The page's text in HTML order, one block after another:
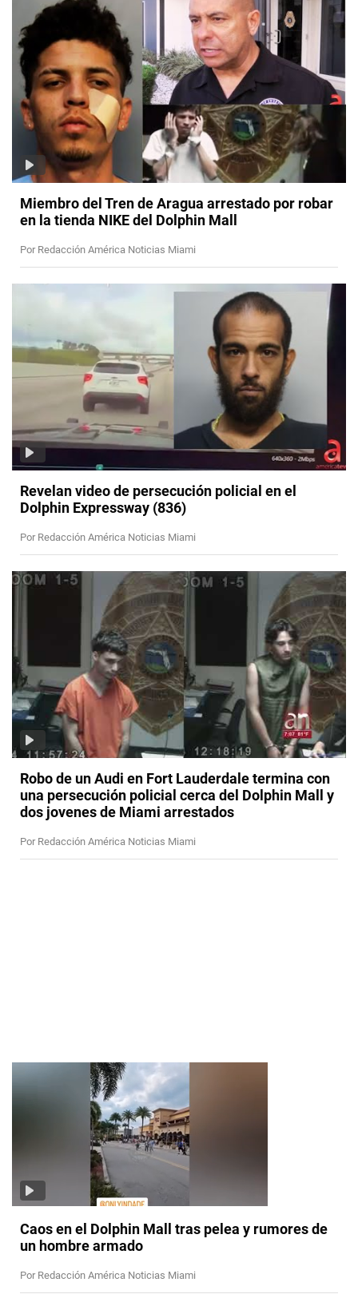
Miembro del Tren de Aragua arrestado por robar
en la tienda NIKE del Dolphin Mall
Por Redacción América Noticias Miami
Revelan video de persecución policial en el
Dolphin Expressway (836)
Por Redacción América Noticias Miami
Robo de un Audi en Fort Lauderdale termina con
una persecución policial cerca del Dolphin Mall y
dos jovenes de Miami arrestados
Por Redacción América Noticias Miami
Caos en el Dolphin Mall tras pelea y rumores de
un hombre armado
Por Redacción América Noticias Miami